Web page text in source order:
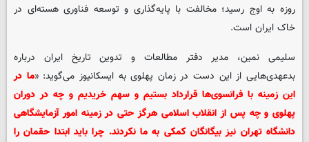
روزه به اوج رسید؛ مخالفت با پایه‌گذاری و توسعه فناوری هسته‌ای در
خاک ایران است.
سلیمی نمین، مدیر دفتر مطالعات و تدوین تاریخ ایران درباره
بدعهدی‌هایی از این دست در زمان پهلوی به ایسکانیوز می‌گوید: «ما در
این زمینه با فرانسوی‌ها قرارداد بستیم و سهم خریدیم و چه در دوران
پهلوی و چه پس از انقلاب اسلامی هرگز حتی در زمینه امور آزمایشگاهی
دانشگاه تهران نیز بیگانگان کمکی به ما نکردند. چرا باید ابتدا حقمان را